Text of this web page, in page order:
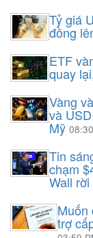
Tỷ giá
đồng
ETF
quay
Vàng
và
Mỹ
Tin
chạm
Wall
Muốn
trợ